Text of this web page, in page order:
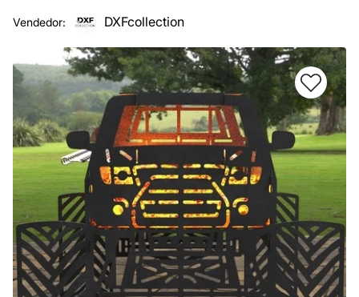
Vendedor: DXFcollection